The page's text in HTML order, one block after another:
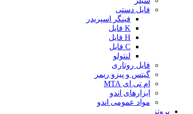
فایل دستی
فینگر اسپریدر
K فایل
H فایل
C فایل
لنتولو
فایل روتاری
گیتس و پیزو ریمر
ام تی ای MTA
ابزارهای اندو
مواد عمومی اندو
پروتز